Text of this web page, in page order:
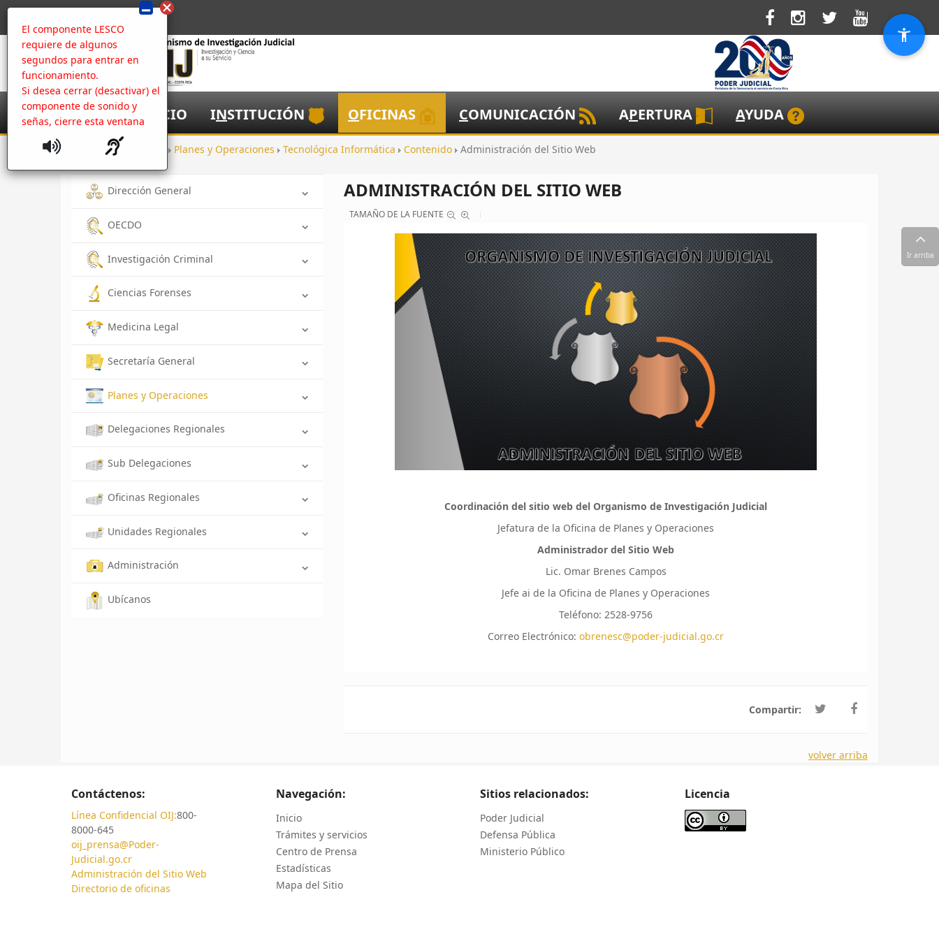
El componente LESCO
requiere de algunos
segundos para entrar en
funcionamiento.
Si desea cerrar (desactivar) el
componente de sonido y
señas, cierre esta ventana
NICIO INSTITUCIÓN OFICINAS COMUNICACIÓN APERTURA AYUDA
Inicio Planes y Operaciones Tecnológica Informática Contenido Administración del Sitio Web
Dirección General
OECDO
Investigación Criminal
Ciencias Forenses
Medicina Legal
Secretaría General
Planes y Operaciones
Delegaciones Regionales
Sub Delegaciones
Oficinas Regionales
Unidades Regionales
Administración
Ubícanos
ADMINISTRACIÓN DEL SITIO WEB
TAMAÑO DE LA FUENTE
Coordinación del sitio web del Organismo de Investigación Judicial
Jefatura de la Oficina de Planes y Operaciones
Administrador del Sitio Web
Lic. Omar Brenes Campos
Jefe ai de la Oficina de Planes y Operaciones
Teléfono: 2528-9756
Correo Electrónico: obrenesc@poder-judicial.go.cr
Compartir:
volver arriba
Contáctenos:
Línea Confidencial OIJ:800-
8000-645
oij_prensa@Poder-
Judicial.go.cr
Administración del Sitio Web
Directorio de oficinas
Navegación:
Inicio
Trámites y servicios
Centro de Prensa
Estadísticas
Mapa del Sitio
Sitios relacionados:
Poder Judicial
Defensa Pública
Ministerio Público
Licencia
Ir arriba